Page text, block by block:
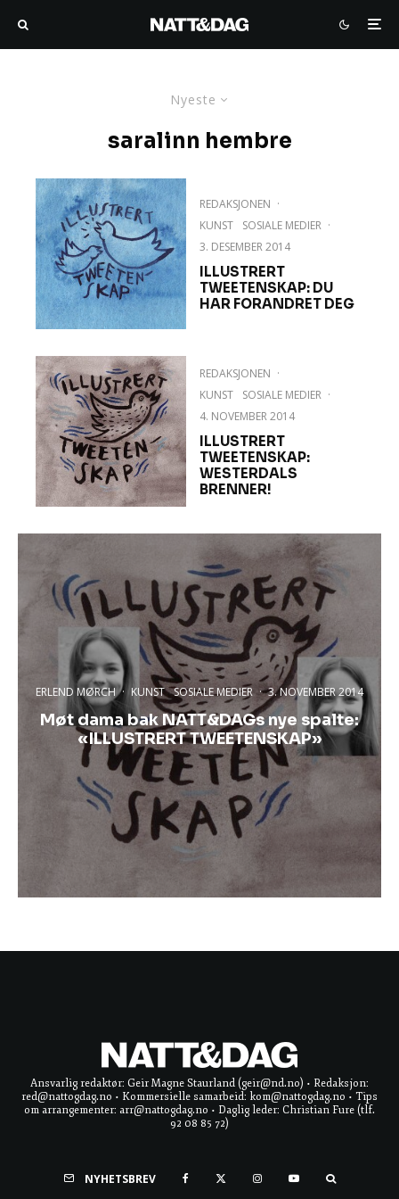
Nyeste
saralinn hembre
REDAKSJONEN ·
KUNST
SOSIALE MEDIER ·
3. DESEMBER 2014
ILLUSTRERT
TWEETENSKAP: DU
HAR FORANDRET DEG
REDAKSJONEN ·
KUNST
SOSIALE MEDIER ·
4. NOVEMBER 2014
ILLUSTRERT
TWEETENSKAP:
WESTERDALS
BRENNER!
ERLEND MØRCH · KUNST SOSIALE MEDIER · 3. NOVEMBER 2014
Møt dama bak NATT&DAGs nye spalte:
«ILLUSTRERT TWEETENSKAP»
Ansvarlig redaktør: Geir Magne Staurland (geir@nd.no) • Redaksjon:
red@nattogdag.no • Kommersielle samarbeid: kom@nattogdag.no • Tips
om arrangementer: arr@nattogdag.no • Daglig leder: Christian Fure (tlf.
92 08 85 72)
NYHETSBREV